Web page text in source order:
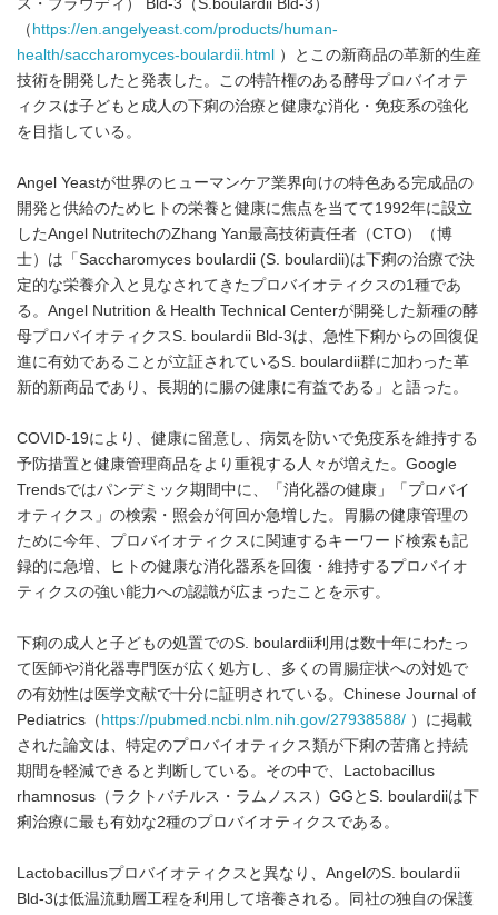
ス・ブラウディ） Bld-3（S.boulardii Bld-3）
（ https://en.angelyeast.com/products/human-
health/saccharomyces-boulardii.html
）とこの新商品の革新的生産
技術を開発したと発表した。この特許権のある酵母プロバイオテ
ィクスは子どもと成人の下痢の治療と健康な消化・免疫系の強化
を目指している。
Angel Yeastが世界のヒューマンケア業界向けの特色ある完成品の
開発と供給のためヒトの栄養と健康に焦点を当てて1992年に設立
したAngel NutritechのZhang Yan最高技術責任者（CTO）（博
士）は「Saccharomyces boulardii (S. boulardii)は下痢の治療で決
定的な栄養介入と見なされてきたプロバイオティクスの1種であ
る。Angel Nutrition & Health Technical Centerが開発した新種の酵
母プロバイオティクスS. boulardii Bld-3は、急性下痢からの回復促
進に有効であることが立証されているS. boulardii群に加わった革
新的新商品であり、長期的に腸の健康に有益である」と語った。
COVID-19により、健康に留意し、病気を防いで免疫系を維持する
予防措置と健康管理商品をより重視する人々が増えた。Google
Trendsではパンデミック期間中に、「消化器の健康」「プロバイ
オティクス」の検索・照会が何回か急増した。胃腸の健康管理の
ために今年、プロバイオティクスに関連するキーワード検索も記
録的に急増、ヒトの健康な消化器系を回復・維持するプロバイオ
ティクスの強い能力への認識が広まったことを示す。
下痢の成人と子どもの処置でのS. boulardii利用は数十年にわたっ
て医師や消化器専門医が広く処方し、多くの胃腸症状への対処で
の有効性は医学文献で十分に証明されている。Chinese Journal of
Pediatrics（ https://pubmed.ncbi.nlm.nih.gov/27938588/ ）に掲載
された論文は、特定のプロバイオティクス類が下痢の苦痛と持続
期間を軽減できると判断している。その中で、Lactobacillus
rhamnosus（ラクトバチルス・ラムノスス）GGとS. boulardiiは下
痢治療に最も有効な2種のプロバイオティクスである。
Lactobacillusプロバイオティクスと異なり、AngelのS. boulardii
Bld-3は低温流動層工程を利用して培養される。同社の独自の保護